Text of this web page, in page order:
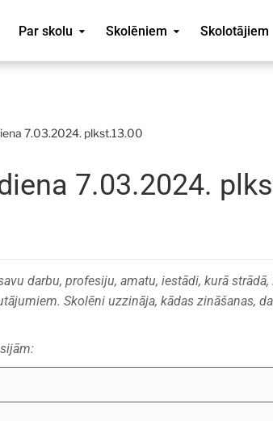
Par skolu Skolēniem Skolotājiem
7.03.2024. plkst.13.00
7.03.2024.
darbu, profesiju, amatu, iestādi, kurā
Skolēni uzzināja, kādas zināšanas,